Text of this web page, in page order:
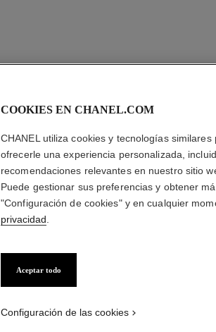
COOKIES EN CHANEL.COM
CHANEL utiliza cookies y tecnologías
ofrecerle una experiencia personalizada,
recomendaciones relevantes en nuestro sitio
Puede gestionar sus preferencias y obtener
"Configuración de cookies" y en cualquier
privacidad
Aceptar todo
Configuración de las cookies